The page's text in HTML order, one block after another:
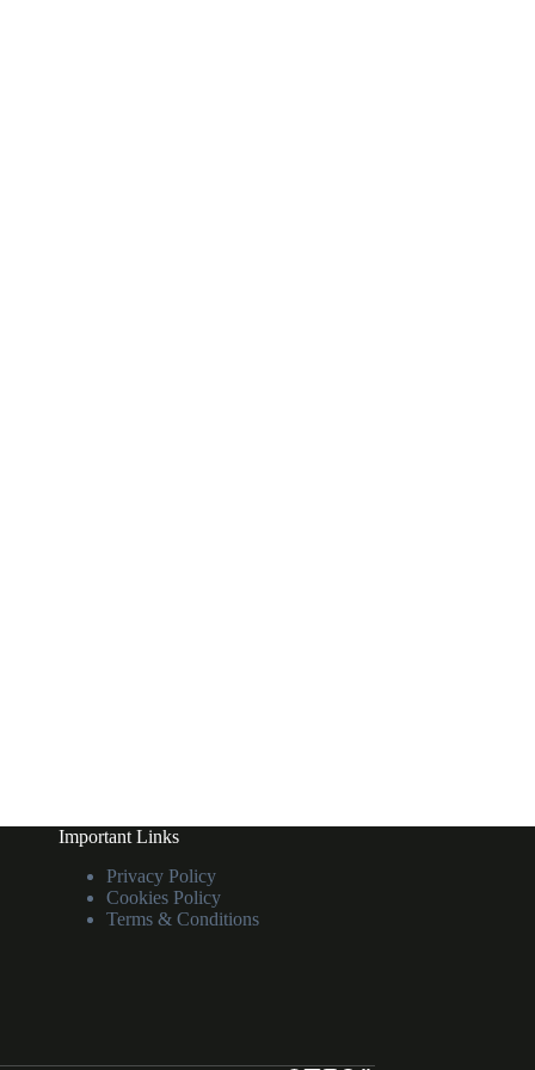
Important Links
Privacy Policy
Cookies Policy
Terms & Conditions